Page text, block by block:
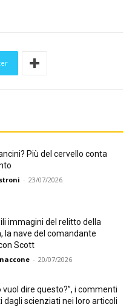
Più del cervello conta
- 23/07/2026
immagini del relitto della
la nave del comandante
Scott
- 20/07/2026
vuol dire questo?”, i commenti
dagli scienziati nei loro articoli